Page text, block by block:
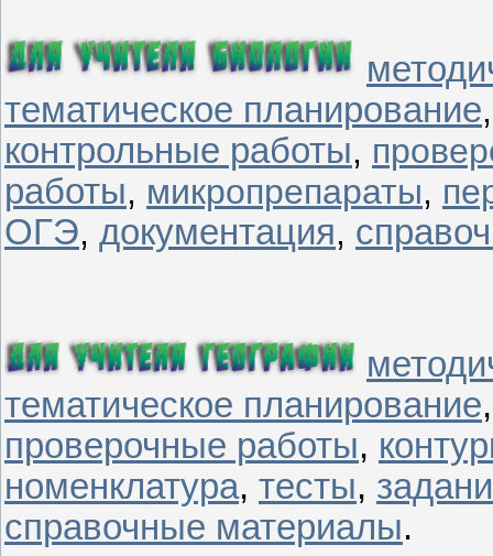
тематическое планирование
контрольные работы,
работы, микропрепараты,
ОГЭ, документация,
тематическое планирование
проверочные работы,
номенклатура, тесты,
справочные материалы.